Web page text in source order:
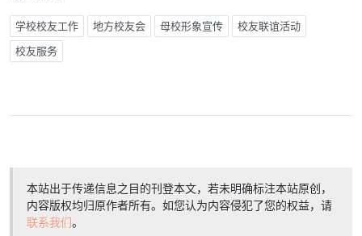
学校校友工作 地方校友会 母校形象宣传 校友联谊活动
校友服务
本站出于传递信息之目的刊登本文，若未明确标注本站原创，
内容版权均归原作者所有。如您认为内容侵犯了您的权益，请
联系我们。